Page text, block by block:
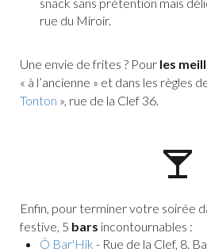
rue du Miroir.
Une envie de frites ? Pour les
« à l’ancienne » et dans les règles
Tonton », rue de la Clef 36.
Enfin, pour terminer votre soirée
festive, 5 bars incontournables :
Ô Bar'Hik - Rue de la Clef, 8.